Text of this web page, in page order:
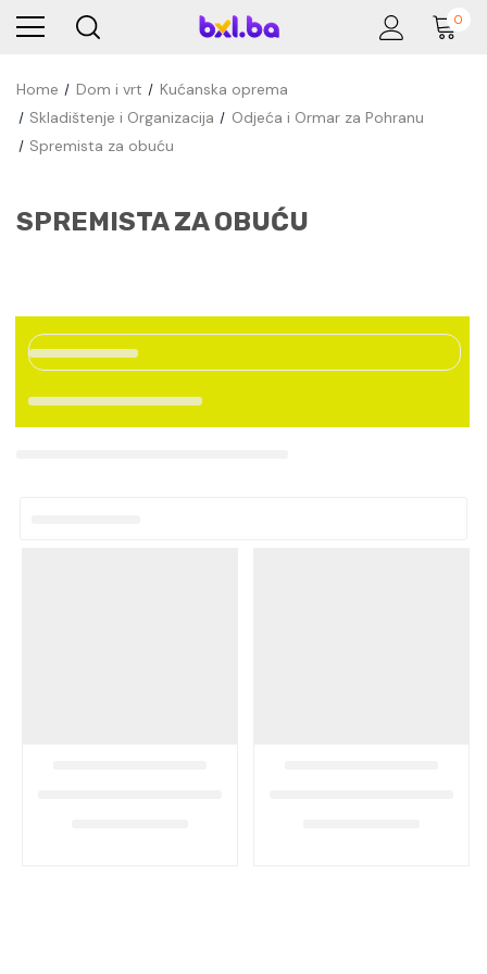
0
Home Dom i vrt
Kućanska oprema
Skladištenje i Organizacija
Odjeća i Ormar za Pohranu
Spremista za obuću
SPREMISTA ZA OBUĆU